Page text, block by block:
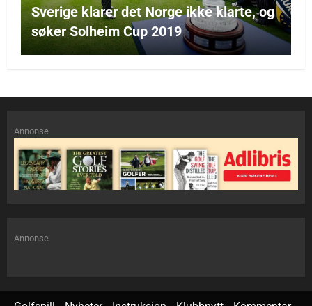
Sverige klarer det Norge ikke klarte, og
søker Solheim Cup 2019
Annonse
Annonse